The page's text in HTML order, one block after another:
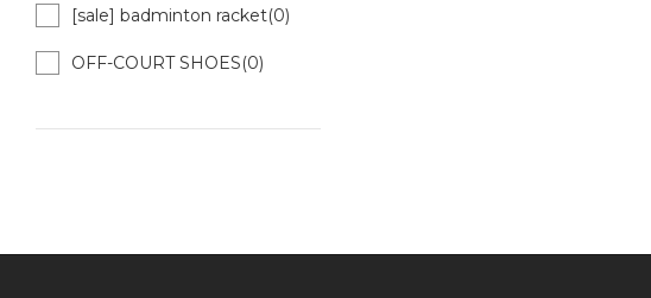
[sale] badminton racket(0)
OFF-COURT SHOES(0)